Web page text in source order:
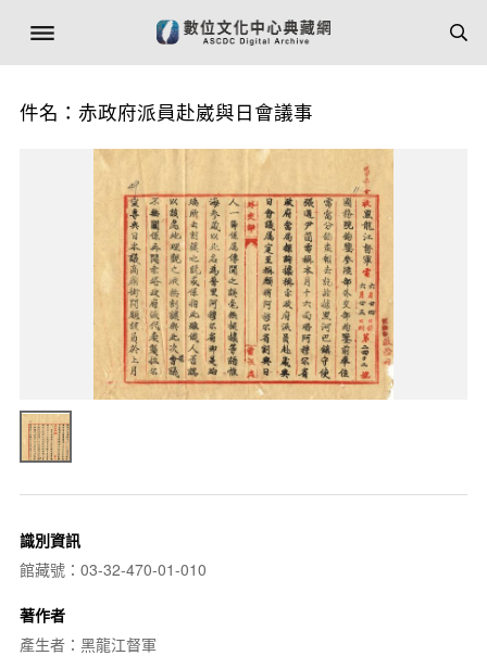
件名：赤政府派員赴崴與日會議事
識別資訊
館藏號：03-32-470-01-010
著作者
產生者：黑龍江督軍